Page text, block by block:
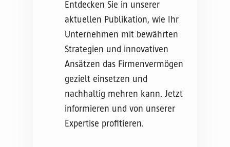
Entdecken Sie in unserer
aktuellen Publikation, wie Ihr
Unternehmen mit bewährten
Strategien und innovativen
Ansätzen das Firmenvermögen
gezielt einsetzen und
nachhaltig mehren kann. Jetzt
informieren und von unserer
Expertise profitieren.